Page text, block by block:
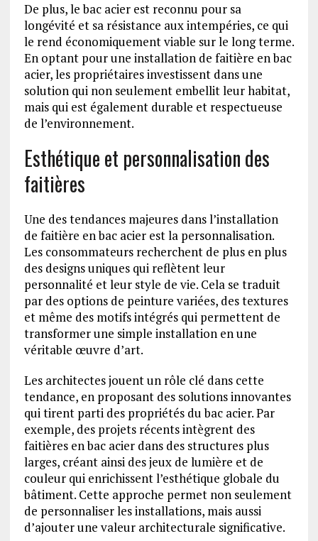
De plus, le bac acier est reconnu pour sa
longévité et sa résistance aux intempéries, ce qui
le rend économiquement viable sur le long terme.
En optant pour une installation de faitière en bac
acier, les propriétaires investissent dans une
solution qui non seulement embellit leur habitat,
mais qui est également durable et respectueuse
de l’environnement.
Esthétique et personnalisation des
faitières
Une des tendances majeures dans l’installation
de faitière en bac acier est la personnalisation.
Les consommateurs recherchent de plus en plus
des designs uniques qui reflètent leur
personnalité et leur style de vie. Cela se traduit
par des options de peinture variées, des textures
et même des motifs intégrés qui permettent de
transformer une simple installation en une
véritable œuvre d’art.
Les architectes jouent un rôle clé dans cette
tendance, en proposant des solutions innovantes
qui tirent parti des propriétés du bac acier. Par
exemple, des projets récents intègrent des
faitières en bac acier dans des structures plus
larges, créant ainsi des jeux de lumière et de
couleur qui enrichissent l’esthétique globale du
bâtiment. Cette approche permet non seulement
de personnaliser les installations, mais aussi
d’ajouter une valeur architecturale significative.